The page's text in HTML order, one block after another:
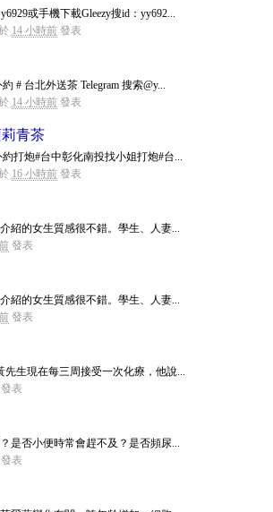
或手機下載Gleezy搜id：yy692...
14 小時前發表
# 台北外送茶 Telegram 搜索@y...
14 小時前發表
青茶
打炮#台中彰化南投找小姐打炮#台...
16 小時前發表
紹的女生質感很不錯。學生、人妻...
發表
紹的女生質感很不錯。學生、人妻...
發表
生現在每三周接受一次化療，他說...
表
是否小便時常會趕不及？是否頻尿...
表